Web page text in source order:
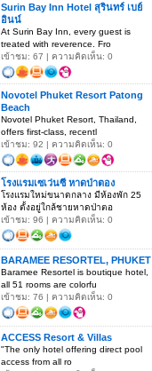
Surin Bay Inn Hotel สุรินทร์ เบย์
อินน์
At Surin Bay Inn, every guest is
treated with reverence. Fro
เข้าชม: 67 | ความคิดเห็น: 0
Novotel Phuket Resort Patong
Beach
Novotel Phuket Resort, Thailand,
offers first-class, recentl
เข้าชม: 92 | ความคิดเห็น: 0
โรงแรมเซเว่นซี หาดป่าตอง
โรงแรมใหม่ขนาดกลาง มีห้องพัก 25
ห้อง ตั้งอยู่ใกล้ชายหาดป่าตอ
เข้าชม: 96 | ความคิดเห็น: 0
BARAMEE RESORTEL, PHUKET
Baramee Resortel is boutique hotel,
all 51 rooms are colorfu
เข้าชม: 76 | ความคิดเห็น: 0
ACCESS Resort & Villas
"The only hotel offering direct pool
access from all ro